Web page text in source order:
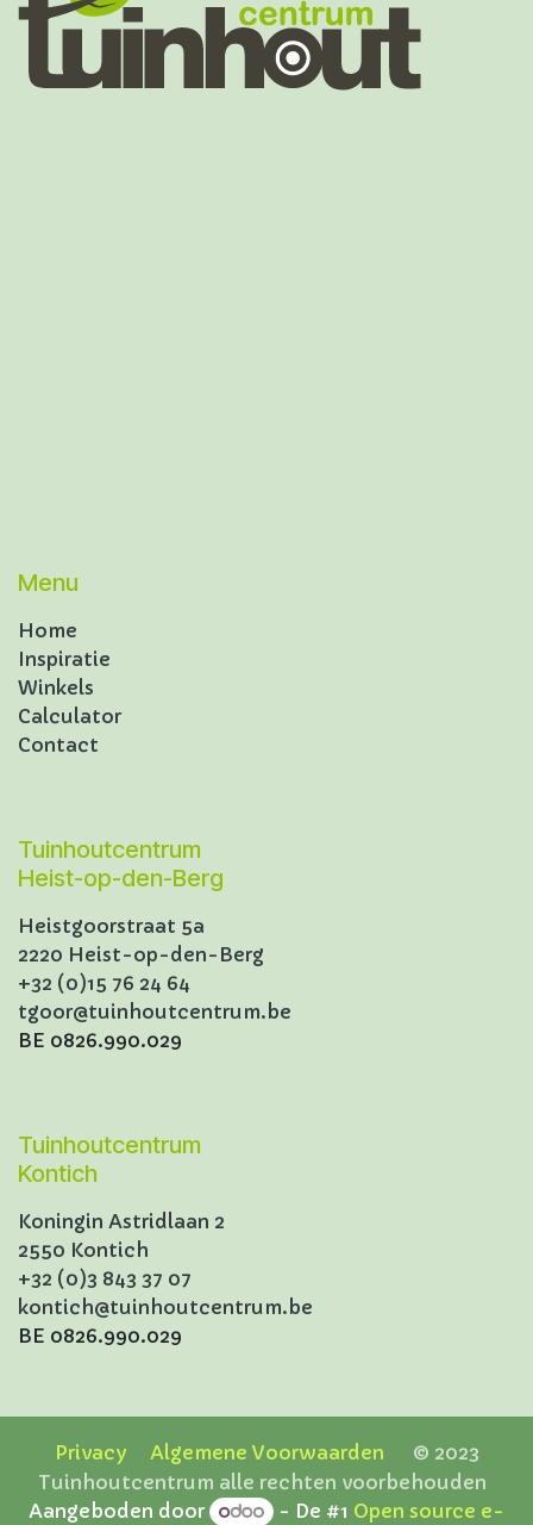
Menu
Home
Inspiratie
Winkels
Calculator
Contact
Tuinhoutcentrum
Heist-op-den-Berg
Heistgoorstraat 5a
2220 Heist-op-den-Berg
+32 (0)15 76 24 64
tgoor@tuinhoutcentrum.be
BE 0826.990.029
Tuinhoutcentrum
Kontich
Koningin Astridlaan 2
2550 Kontich
+32 (0)3 843 37 07
kontich@tuinhoutcentrum.be
BE 0826.990.029
Privacy Algemene Voorwaarden © 2023
Tuinhoutcentrum alle rechten voorbehouden
Aangeboden door
- De #1 Open source e-